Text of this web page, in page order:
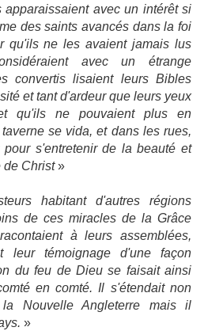
avec un intérêt si
des saints avancés dans la foi
qu'ils ne les avaient jamais lus
avec un étrange
convertis lisaient leurs Bibles
et tant d'ardeur que leurs yeux
qu'ils ne pouvaient plus en
se vida, et dans les rues,
pour s'entretenir de la beauté et
de Christ»
habitant d'autres régions
de ces miracles de la Grâce
à leurs assemblées,
leur témoignage d'une façon
du feu de Dieu se faisait ainsi
en comté. Il s'étendait non
Nouvelle Angleterre mais il
»